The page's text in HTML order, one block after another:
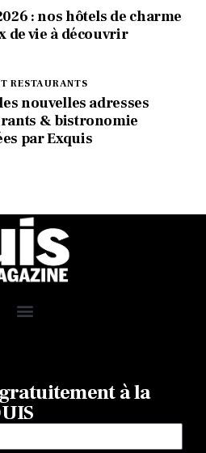
: nos hôtels de charme
de vie à découvrir
RESTAURANTS
nouvelles adresses
& bistronomie
par Exquis
à la